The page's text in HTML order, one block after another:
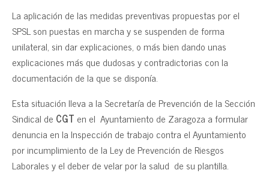
La aplicación de las medidas preventivas propuestas por el
SPSL son puestas en marcha y se suspenden de forma
unilateral, sin dar explicaciones, o más bien dando unas
explicaciones más que dudosas y contradictorias con la
documentación de la que se disponía.
Esta situación lleva a la Secretaría de Prevención de la Sección
Sindical de CGT en el Ayuntamiento de Zaragoza a formular
denuncia en la Inspección de trabajo contra el Ayuntamiento
por incumplimiento de la Ley de Prevención de Riesgos
Laborales y el deber de velar por la salud de su plantilla.